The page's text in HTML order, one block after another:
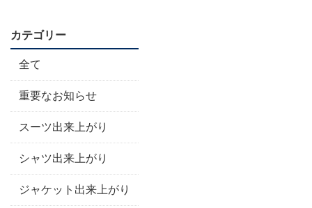
カテゴリー
全て
重要なお知らせ
スーツ出来上がり
シャツ出来上がり
ジャケット出来上がり